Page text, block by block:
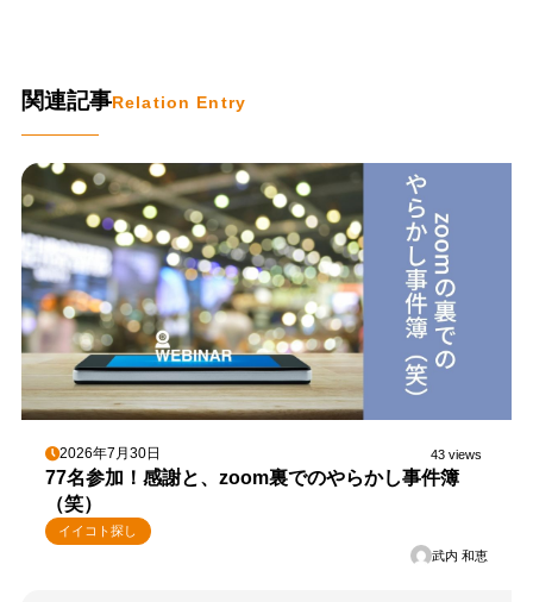
関連記事Relation Entry
2026年7月30日 43 views
77名参加！感謝と、zoom裏でのやらかし事件簿
（笑）
イイコト探し
武内 和恵